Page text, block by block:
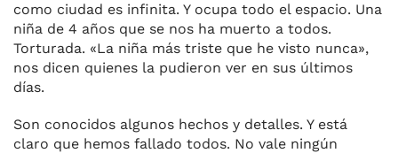
como ciudad es infinita. Y ocupa todo el espacio. Una
niña de 4 años que se nos ha muerto a todos.
Torturada. «La niña más triste que he visto nunca»,
nos dicen quienes la pudieron ver en sus últimos
días.
Son conocidos algunos hechos y detalles. Y está
claro que hemos fallado todos. No vale ningún